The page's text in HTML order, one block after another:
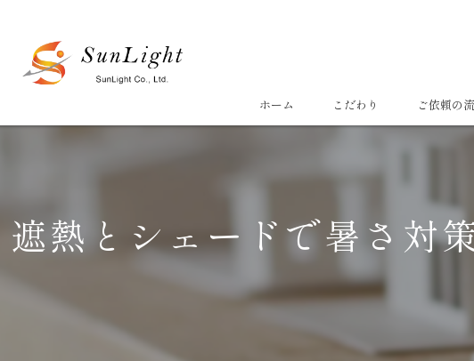
ホーム こだわり ご依頼の
遮熱とシェードで暑さ対